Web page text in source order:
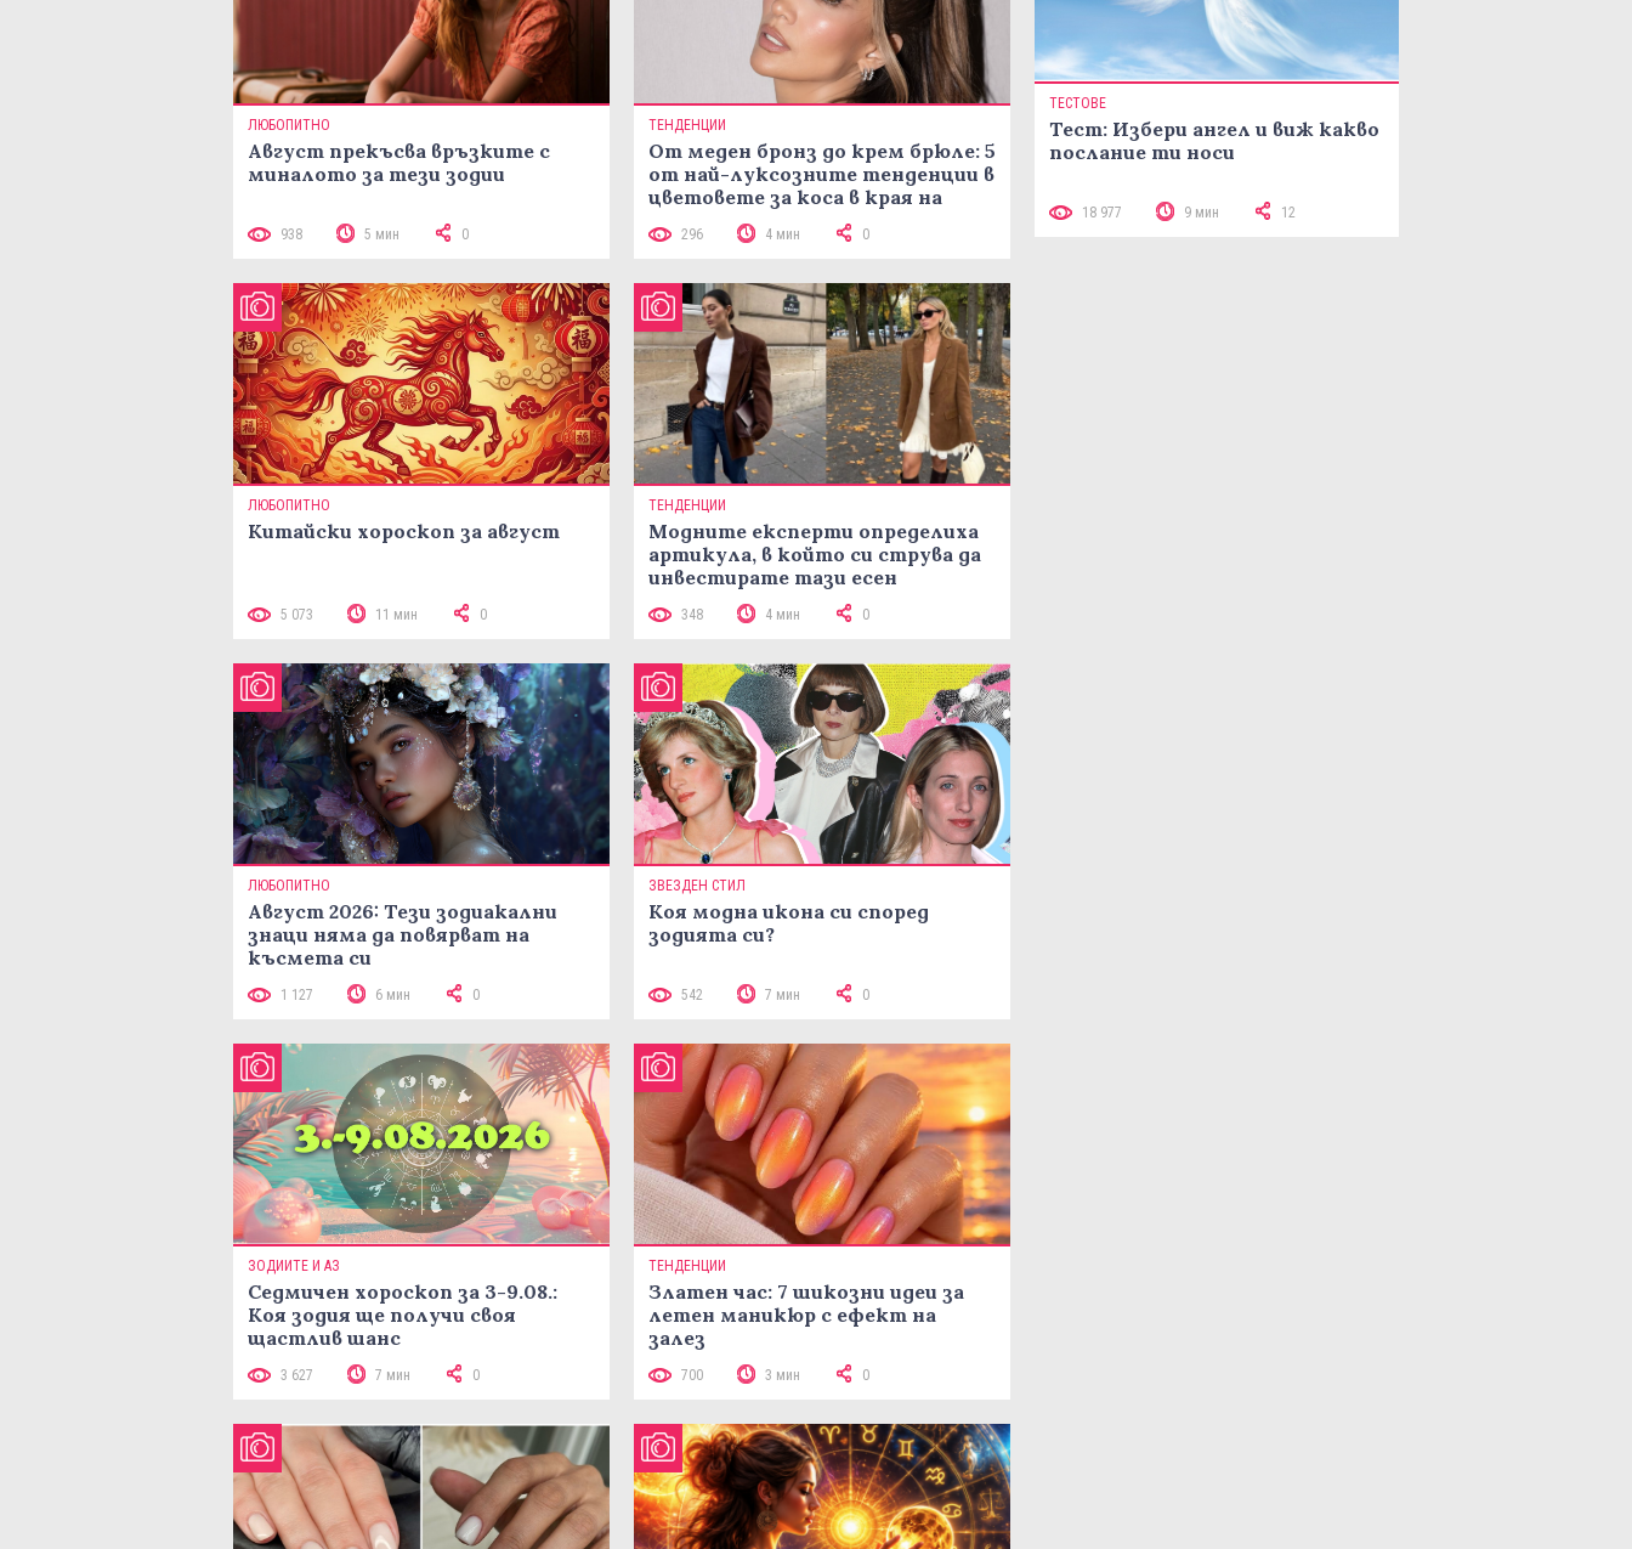
ЛЮБОПИТНО
Август прекъсва връзките с
миналото за тези зодии
938 5 мин 0
ТЕНДЕНЦИИ
От меден бронз до крем брюле: 5
от най-луксозните тенденции в
цветовете за коса в края на
296 4 мин 0
ЛЮБОПИТНО
Китайски хороскоп за август
5 073 11 мин 0
ТЕНДЕНЦИИ
Модните експерти определиха
артикула, в който си струва да
инвестирате тази есен
348 4 мин 0
ЛЮБОПИТНО
Август 2026: Тези зодиакални
знаци няма да повярват на
късмета си
1 127 6 мин 0
ЗВЕЗДЕН СТИЛ
Коя модна икона си според
зодията си?
542 7 мин 0
ЗОДИИТЕ И АЗ
Седмичен хороскоп за 3-9.08.:
Коя зодия ще получи своя
щастлив шанс
3 627 7 мин 0
ТЕНДЕНЦИИ
Златен час: 7 шикозни идеи за
летен маникюр с ефект на
залез
700 3 мин 0
ТЕСТОВЕ
Тест: Избери ангел и виж какво
послание ти носи
18 977 9 мин 12